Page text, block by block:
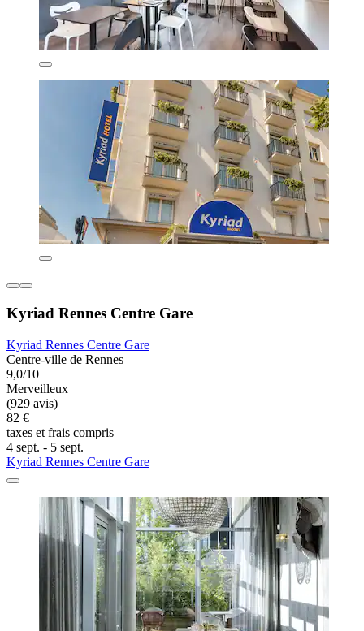
Kyriad Rennes Centre Gare
Kyriad Rennes Centre Gare
Centre-ville de Rennes
9,0/10
Merveilleux
(929 avis)
82 €
taxes et frais compris
4 sept. - 5 sept.
Kyriad Rennes Centre Gare